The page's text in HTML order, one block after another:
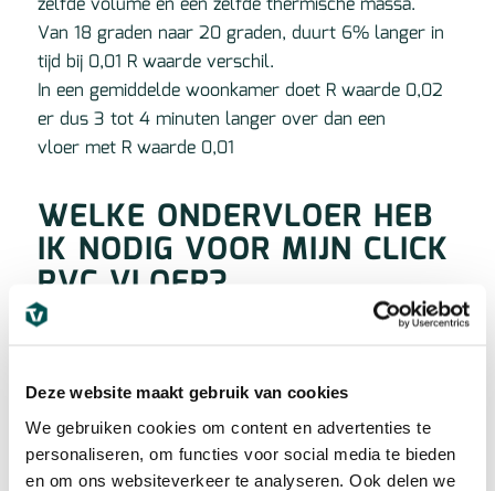
Deze website maakt gebruik van cookies
We gebruiken cookies om content en advertenties te
personaliseren, om functies voor social media te bieden
en om ons websiteverkeer te analyseren. Ook delen we
Van 18 graden naar 20 graden, duurt 6% langer in
tijd bij 0,01 R waarde verschil.
In een gemiddelde woonkamer doet R waarde 0,02
er dus 3 tot 4 minuten langer over dan een
vloer met R waarde 0,01
WELKE ONDERVLOER HEB
IK NODIG VOOR MIJN CLICK
PVC VLOER?
kunt u bepalen wat voor ondervloer u eventueel
nodig heeft.
(De meeste vloeren in ons assortiment hebben